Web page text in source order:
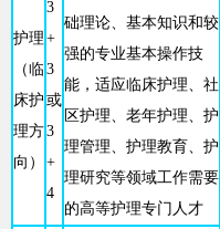
护理
（临
床护
理方
向）
3
+
3
或
3
+
4
础理论、基本知识和较
强的专业基本操作技
能，适应临床护理、社
区护理、老年护理、护
理管理、护理教育、护
理研究等领域工作需要
的高等护理专门人才